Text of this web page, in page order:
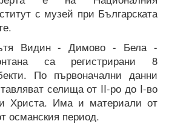
с музей при Българската
Видин - Димово - Бела -
са регистрирани 8
По първоначални данни
селища от II-ро до I-во
Христа. Има и материали от
османския период.